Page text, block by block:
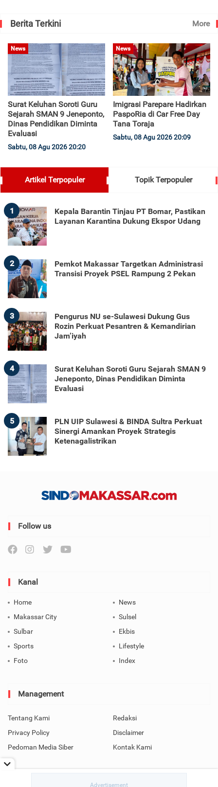
Berita Terkini More
News
Surat Keluhan Soroti Guru
Sejarah SMAN 9 Jeneponto,
Dinas Pendidikan Diminta
Evaluasi
Sabtu, 08 Agu 2026 20:20
News
Imigrasi Parepare Hadirkan
PaspoRia di Car Free Day
Tana Toraja
Sabtu, 08 Agu 2026 20:09
Artikel Terpopuler Topik Terpopuler
1
Kepala Barantin Tinjau PT Bomar, Pastikan
Layanan Karantina Dukung Ekspor Udang
2
Pemkot Makassar Targetkan Administrasi
Transisi Proyek PSEL Rampung 2 Pekan
3
Pengurus NU se-Sulawesi Dukung Gus
Rozin Perkuat Pesantren & Kemandirian
Jam’iyah
4
Surat Keluhan Soroti Guru Sejarah SMAN 9
Jeneponto, Dinas Pendidikan Diminta
Evaluasi
5
PLN UIP Sulawesi & BINDA Sultra Perkuat
Sinergi Amankan Proyek Strategis
Ketenagalistrikan
Follow us
Kanal
Home
News
Makassar City
Sulsel
Sulbar
Ekbis
Sports
Lifestyle
Foto
Index
Management
Tentang Kami
Redaksi
Privacy Policy
Disclaimer
Pedoman Media Siber
Kontak Kami
Copyright © 2026 SindoMakassar All Rights Reserved.